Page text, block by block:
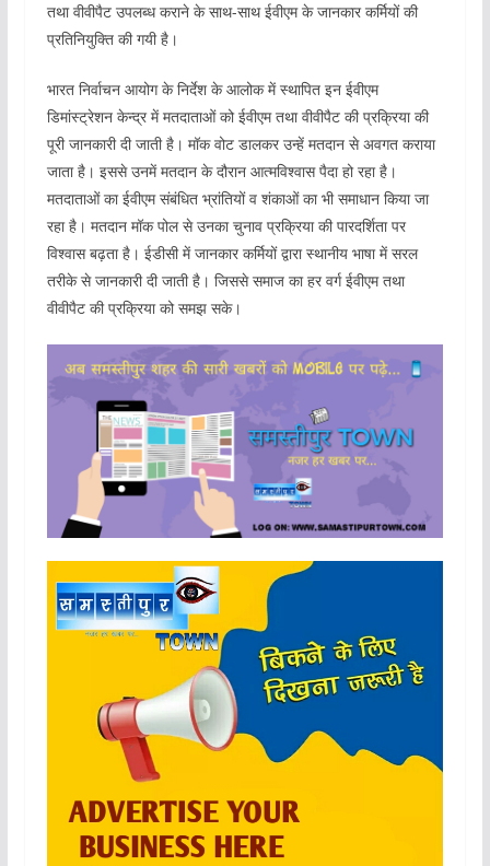
तथा वीवीपैट उपलब्ध कराने के साथ-साथ ईवीएम के जानकार कर्मियों की
प्रतिनियुक्ति की गयी है।
भारत निर्वाचन आयोग के निर्देश के आलोक में स्थापित इन ईवीएम
डिमांस्ट्रेशन केन्द्र में मतदाताओं को ईवीएम तथा वीवीपैट की प्रक्रिया की
पूरी जानकारी दी जाती है। मॉक वोट डालकर उन्हें मतदान से अवगत कराया
जाता है। इससे उनमें मतदान के दौरान आत्मविश्वास पैदा हो रहा है।
मतदाताओं का ईवीएम संबंधित भ्रांतियों व शंकाओं का भी समाधान किया जा
रहा है। मतदान मॉक पोल से उनका चुनाव प्रक्रिया की पारदर्शिता पर
विश्वास बढ़ता है। ईडीसी में जानकार कर्मियों द्वारा स्थानीय भाषा में सरल
तरीके से जानकारी दी जाती है। जिससे समाज का हर वर्ग ईवीएम तथा
वीवीपैट की प्रक्रिया को समझ सके।